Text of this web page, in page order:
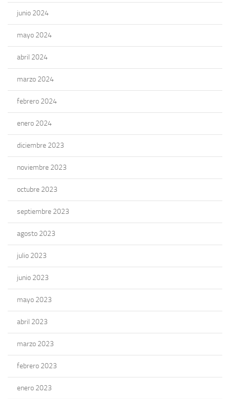
junio 2024
mayo 2024
abril 2024
marzo 2024
febrero 2024
enero 2024
diciembre 2023
noviembre 2023
octubre 2023
septiembre 2023
agosto 2023
julio 2023
junio 2023
mayo 2023
abril 2023
marzo 2023
febrero 2023
enero 2023